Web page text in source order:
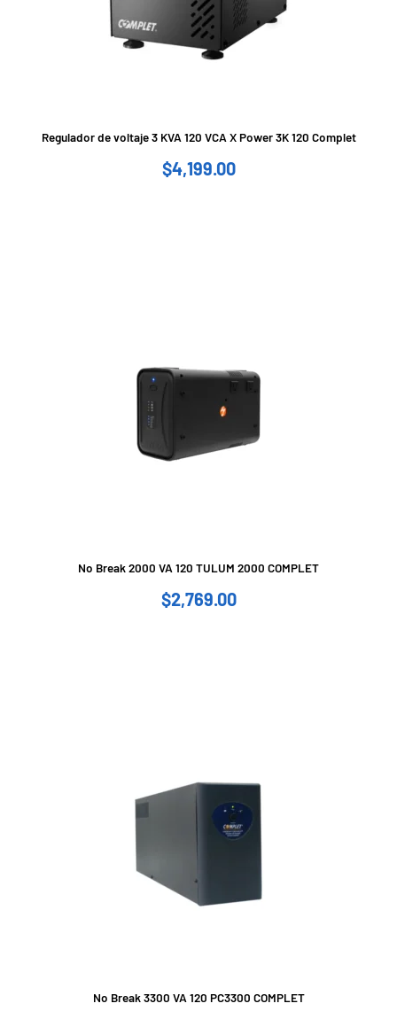
Regulador de voltaje 3 KVA 120 VCA X Power 3K 120 Complet
$4,199.00
No Break 2000 VA 120 TULUM 2000 COMPLET
$2,769.00
No Break 3300 VA 120 PC3300 COMPLET